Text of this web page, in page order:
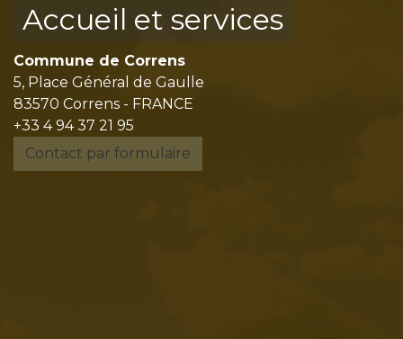
Accueil et services
Commune de Correns
5, Place Général de Gaulle
83570 Correns - FRANCE
+33 4 94 37 21 95
Contact par formulaire